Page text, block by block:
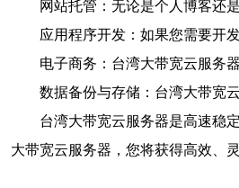
网站托管：无论是个人博客还
应用程序开发：如果您需要开
电子商务：台湾大带宽云服务
数据备份与存储：台湾大带宽
台湾大带宽云服务器是高速稳
大带宽云服务器，您将获得高效、